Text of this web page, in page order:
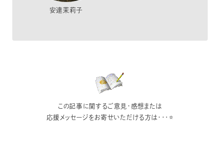
安達茉莉子
この記事に関するご意見・感想または
応援メッセージをお寄せいただける方は・・・⭐